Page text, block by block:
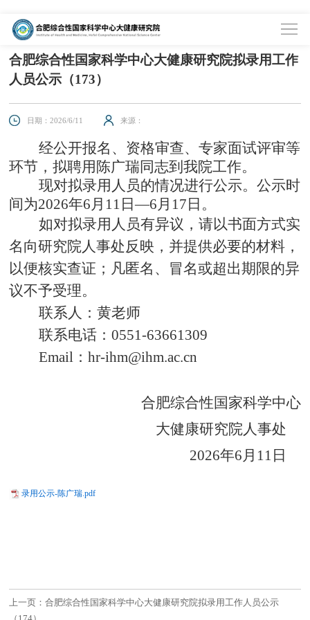
合肥综合性国家科学中心大健康研究院拟录用工作
人员公示（173）
日期：2026/6/11 来源：
经公开报名、资格审查、专家面试评审等
环节，拟聘用 陈广瑞同志到我院工作。
现对拟录用人员的情况进行公示。公示时
间为2026年6月 11 日—6月 17 日。
如对拟录用人员有异议，请以书面方式实
名向研究院人事处反映，并提供必要的材料，
以便核实查证；凡匿名、冒名或超出期限的异
议不予受理。
联系人：黄老师
联系电话：0551-63661309
Email：hr-ihm@ihm.ac.cn
合肥综合性国家科学中心
大健康研究院人事处
2026年6月 11 日
录用公示-陈广瑞.pdf
上一页：合肥综合性国家科学中心大健康研究院拟录用工作人员公示